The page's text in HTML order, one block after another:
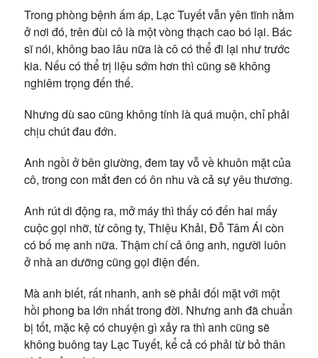
Trong phòng bệnh ấm áp, Lạc Tuyết vẫn yên tĩnh nằm
ở nơi đó, trên đùi cô là một vòng thạch cao bó lại. Bác
sĩ nói, không bao lâu nữa là cô có thể đi lại như trước
kia. Nếu có thể trị liệu sớm hơn thì cũng sẽ không
nghiêm trọng đến thế.
Nhưng dù sao cũng không tính là quá muộn, chỉ phải
chịu chút đau đớn.
Anh ngồi ở bên giường, đem tay vỗ về khuôn mặt của
cô, trong con mắt đen có ôn nhu và cả sự yêu thương.
Anh rút di động ra, mở máy thì thấy có đến hai mấy
cuộc gọi nhỡ, từ công ty, Thiệu Khải, Đỗ Tâm Ái còn
có bố mẹ anh nữa. Thậm chí cả ông anh, người luôn
ở nhà an dưỡng cũng gọi điện đến.
Mà anh biết, rất nhanh, anh sẽ phải đối mặt với một
hồi phong ba lớn nhất trong đời. Nhưng anh đã chuẩn
bị tốt, mặc kệ có chuyện gì xảy ra thì anh cũng sẽ
không buông tay Lạc Tuyết, kể cả có phải từ bỏ thân